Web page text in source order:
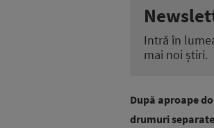
Intră în
mai noi știri.
După aproape
drumuri